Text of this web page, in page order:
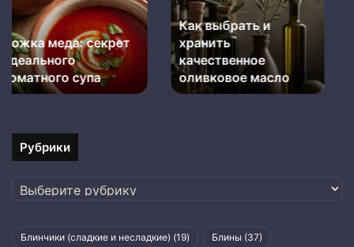
при
покупке
кофе:
как
это
работает
Бесплатная аренда
кофемашины при
покупке кофе: как
это работает
не
плакать:
простые
лайфхаки
и
Как резать лук и не
плакать: простые
лайфхаки и
правильная техника
Рубрики
Рубрики
Блинчики (сладкие и несладкие) (19) Блины (37)